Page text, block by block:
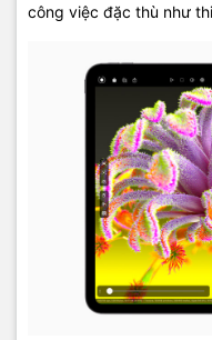
công việc đặc thù như